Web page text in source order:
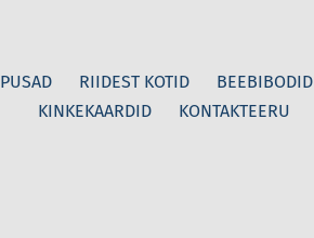
PUSAD RIIDEST KOTID BEEBIBODID
KINKEKAARDID
KONTAKTEERU